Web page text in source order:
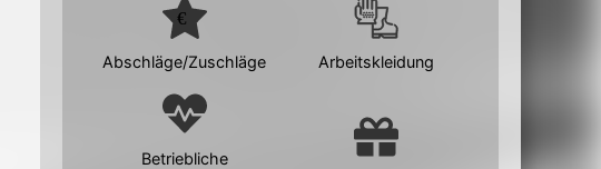
Abschläge/Zuschläge Arbeitskleidung
Betriebliche